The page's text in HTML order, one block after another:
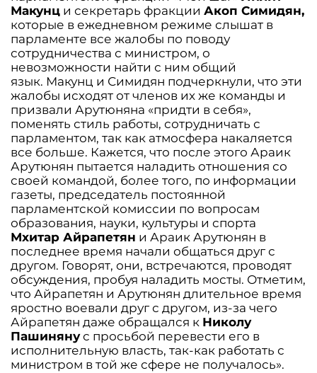
Макунц и секретарь фракции Акоп Симидян,
которые в ежедневном режиме слышат в
парламенте все жалобы по поводу
сотрудничества с министром, о
невозможности найти с ним общий
язык. Макунц и Симидян подчеркнули, что эти
жалобы исходят от членов их же команды и
призвали Арутюняна «придти в себя»,
поменять стиль работы, сотрудничать с
парламентом, так как атмосфера накаляется
все больше. Кажется, что после этого Араик
Арутюнян пытается наладить отношения со
своей командой, более того, по информации
газеты, председатель постоянной
парламентской комиссии по вопросам
образования, науки, культуры и спорта
Мхитар Айрапетян и Араик Арутюнян в
последнее время начали общаться друг с
другом. Говорят, они, встречаются, проводят
обсуждения, пробуя наладить мосты. Отметим,
что Айрапетян и Арутюнян длительное время
яростно воевали друг с другом, из-за чего
Айрапетян даже обращался к Николу
Пашинянус просьбой перевести его в
исполнительную власть, так-как работать с
министром в той же сфере не получалось».